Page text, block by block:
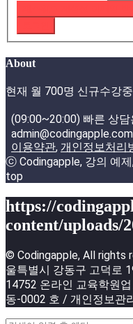
About
현재 월 700명 신규수강
(09:00~20:00) 빠른 상
admin@codingapple.com
이용약관, 개인정보처리
ⓒ Codingapple, 강의 예제
top
https://
content/uploads/
© Codingapple, All rights
울특별시 강동구 고덕로
14752 온라인 교육학원
동-0002 호 / 개인정보관